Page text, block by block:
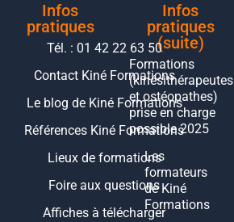
Infos
pratiques
Tél. : 01 42 22 63 50
Contact Kiné Formations
Le blog de Kiné Formations
Références Kiné Formations
Lieux de formations
Foire aux questions
Affiches à télécharger
Infos
pratiques
(suite)
Formations
(kinésithérapeutes
et ostéopathes)
prise en charge
possible 2025
Les
formateurs
de Kiné
Formations